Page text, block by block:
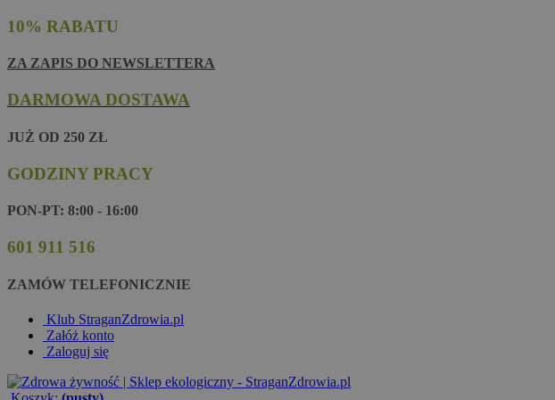
10% RABATU
ZA ZAPIS DO NEWSLETTERA
DARMOWA DOSTAWA
JUŻ OD 250 ZŁ
GODZINY PRACY
PON-PT: 8:00 - 16:00
601 911 516
ZAMÓW TELEFONICZNIE
Klub StraganZdrowia.pl
Załóż konto
Zaloguj się